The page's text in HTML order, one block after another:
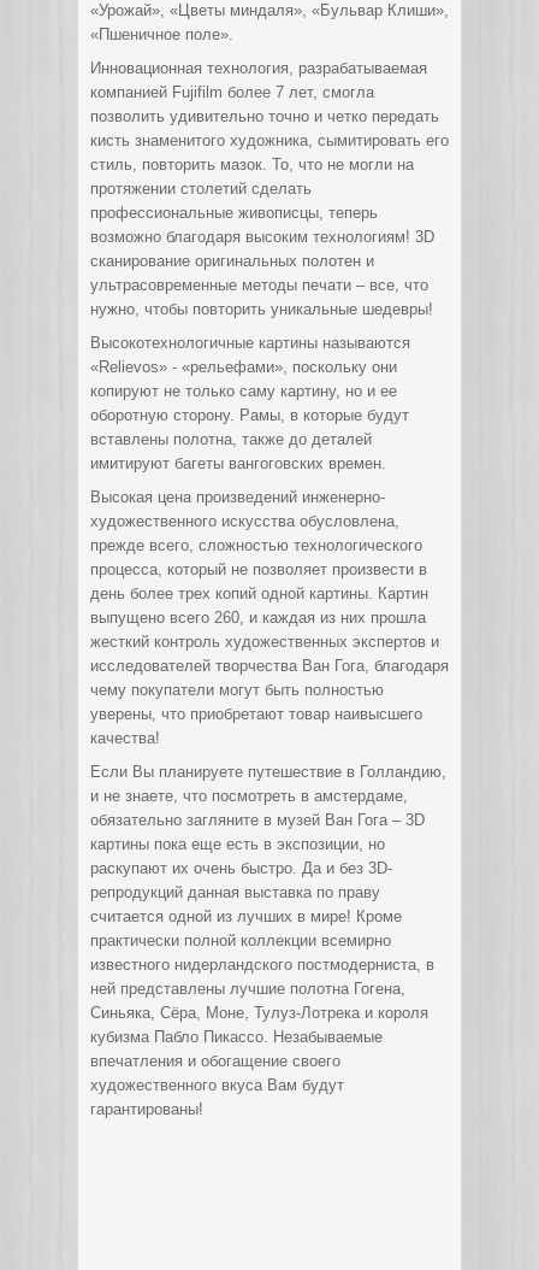
«Урожай», «Цветы миндаля», «Бульвар Клиши»,
«Пшеничное поле».
Инновационная технология, разрабатываемая
компанией Fujifilm более 7 лет, смогла
позволить удивительно точно и четко передать
кисть знаменитого художника, сымитировать его
стиль, повторить мазок. То, что не могли на
протяжении столетий сделать
профессиональные живописцы, теперь
возможно благодаря высоким технологиям! 3D
сканирование оригинальных полотен и
ультрасовременные методы печати – все, что
нужно, чтобы повторить уникальные шедевры!
Высокотехнологичные картины называются
«Relievos» - «рельефами», поскольку они
копируют не только саму картину, но и ее
оборотную сторону. Рамы, в которые будут
вставлены полотна, также до деталей
имитируют багеты вангоговских времен.
Высокая цена произведений инженерно-
художественного искусства обусловлена,
прежде всего, сложностью технологического
процесса, который не позволяет произвести в
день более трех копий одной картины. Картин
выпущено всего 260, и каждая из них прошла
жесткий контроль художественных экспертов и
исследователей творчества Ван Гога, благодаря
чему покупатели могут быть полностью
уверены, что приобретают товар наивысшего
качества!
Если Вы планируете путешествие в Голландию,
и не знаете, что посмотреть в амстердаме,
обязательно загляните в музей Ван Гога – 3D
картины пока еще есть в экспозиции, но
раскупают их очень быстро. Да и без 3D-
репродукций данная выставка по праву
считается одной из лучших в мире! Кроме
практически полной коллекции всемирно
известного нидерландского постмодерниста, в
ней представлены лучшие полотна Гогена,
Синьяка, Сёра, Моне, Тулуз-Лотрека и короля
кубизма Пабло Пикассо. Незабываемые
впечатления и обогащение своего
художественного вкуса Вам будут
гарантированы!